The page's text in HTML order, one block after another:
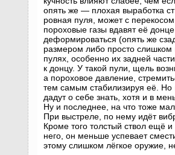
опять же — плохая выработка
ровная пуля, может с
пороховые газы вдавят её
деформироваться (опять же
размером либо просто слишком
пулях, особенно их задней
к донцу. У такой пули, щель
а пороховое давление,
тем самым стабилизируя её. Но
дадут о себе знать, хотя и в
Ну и последнее, на что тоже
При выстреле, по нему идёт
Кроме того толстый ствол ещё
него, он меньше успевает
этому слишком лёгкое оружие,